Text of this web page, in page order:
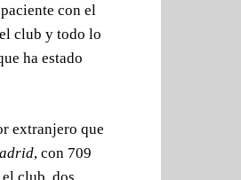
con el
club y todo lo
ha estado
extranjero que
, con 709
club, dos